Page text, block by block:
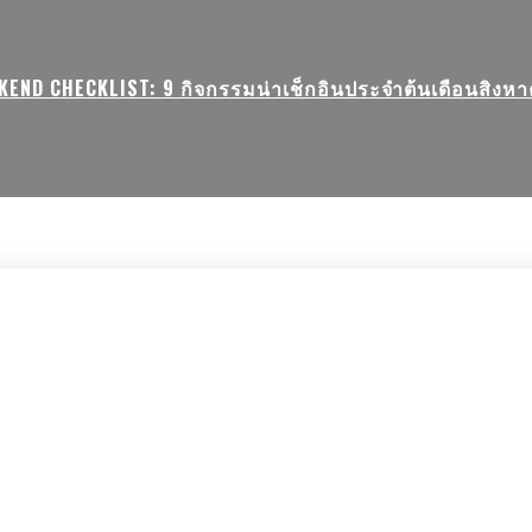
CHECKLIST: 9 กิจกรรมน่าเช็กอินประจำต้นเดือนสิงห